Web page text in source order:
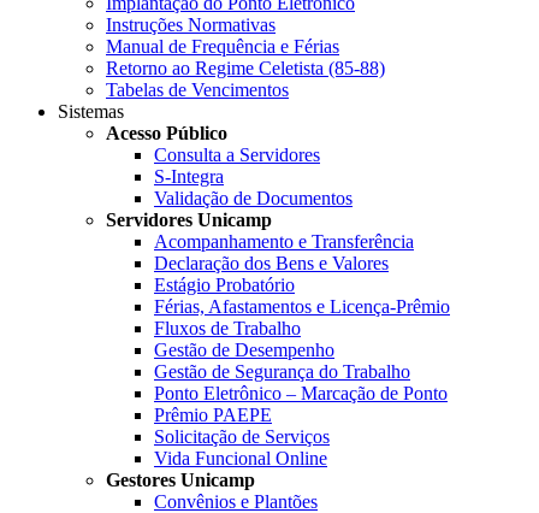
Instruções Normativas
Manual de Frequência e Férias
Retorno ao Regime Celetista (85-88)
Tabelas de Vencimentos
Sistemas
Acesso Público
Consulta a Servidores
S-Integra
Validação de Documentos
Servidores Unicamp
Acompanhamento e Transferência
Declaração dos Bens e Valores
Estágio Probatório
Férias, Afastamentos e Licença-Prêmio
Fluxos de Trabalho
Gestão de Desempenho
Gestão de Segurança do Trabalho
Ponto Eletrônico – Marcação de Ponto
Prêmio PAEPE
Solicitação de Serviços
Vida Funcional Online
Gestores Unicamp
Convênios e Plantões